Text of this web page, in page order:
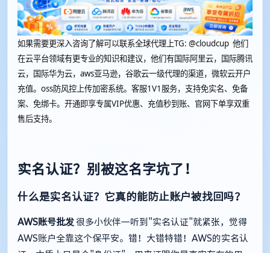
如果需要更深入咨询了解可以联系全球代理上TG: @cloudcup 他们
在云平台领域有更专业的知识和建议，他们有国际阿里云，国际腾讯
云，国际华为云，aws亚马逊，谷歌云一级代理的渠道，微软云开户
充值。oss防风控上传加密系统。客服1V1服务，支持免实名、免备
案、免绑卡。开通即享专属VIP优惠、充值秒到账、官网下单享双重
售后支持。
实名认证？别被这名字坑了！
什么是实名认证？它真的能防止账户被找回吗？
AWS账号批发 很多小伙伴一听到"实名认证"就紧张，觉得
AWS账户全靠这个保平安。错！大错特错！AWS的实名认